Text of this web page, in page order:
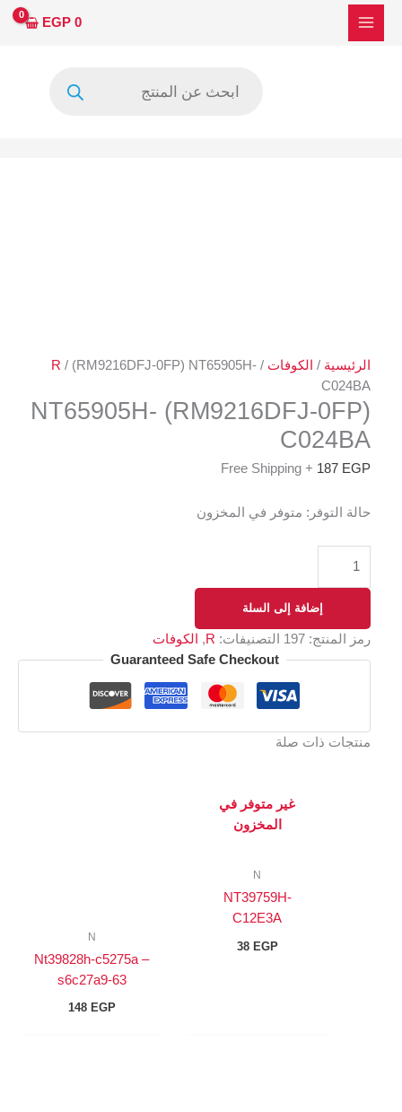
تخطي
0
EGP
الرئيسية / الكوفات /
R / (RM9216DFJ-0FP) NT65905H-
C024BA
(RM9216DFJ-0FP) NT65905H-
C024BA
187 EGP
+ Free Shipping
حالة التوفر: متوفر في المخزون
كمية
(RM9216DFJ-
إضافة إلى السلة
رمز المنتج: 197 التصنيفات: R
,
الكوفات
Guaranteed Safe Checkout
منتجات ذات صلة
غير متوفر في
المخزون
N
NT39759H-
C12E3A
38 EGP
N
Nt39828h-c5275a –
s6c27a9-63
148 EGP